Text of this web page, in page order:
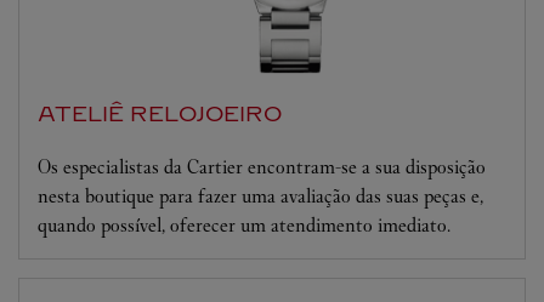
ATELIÊ RELOJOEIRO
Os especialistas da Cartier encontram-se a sua disposição
nesta boutique para fazer uma avaliação das suas peças e,
quando possível, oferecer um atendimento imediato.